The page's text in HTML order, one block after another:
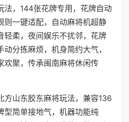
法，144张花牌专用，花牌自动
则一键适配，自动麻将机超静
轻柔，夜间娱乐不扰邻，花牌
分拣麻烦，机身简约大气，
欢聚，传承闽南麻将休闲传
方山东胶东麻将玩法，兼容136
型简单接地气，机器功能纯